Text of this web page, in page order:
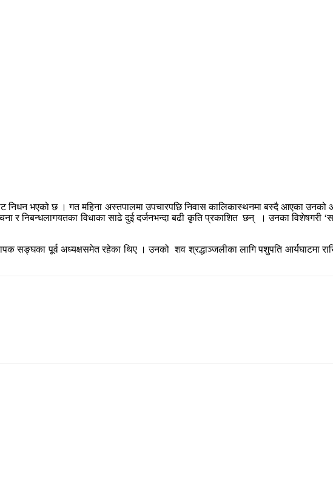
निधन भएको छ । गत महिना अस्तपालमा उपचारपछि निवास कालिकास्थनमा बस्दै आएका
र निबन्धलागयतका विधाका साढे दुई दर्जनभन्दा बढी कृति प्रकाशित छन् । उनका विशेषगरी
सङ्घका पूर्व अध्यक्षसमेत रहेका थिए । उनको शव श्रद्धाञ्जलीका लागि पशुपति आर्यघाटमा